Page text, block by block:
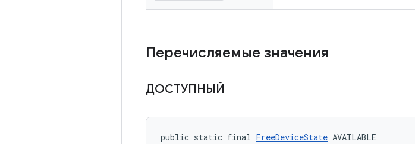
Перечисляемые значения
ДОСТУПНЫЙ
public static final FreeDeviceState AVAILABLE